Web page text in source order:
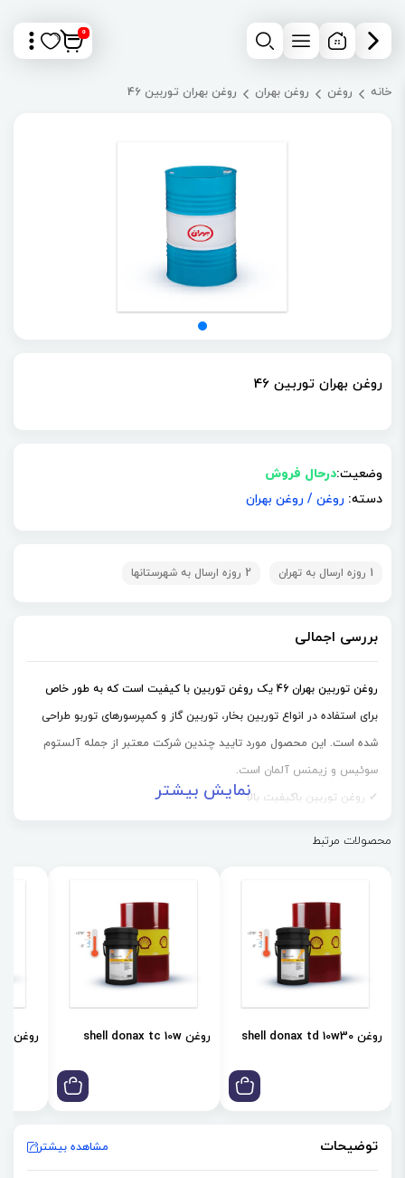
0
خانه روغن روغن بهران روغن بهران توربین 46
روغن بهران توربین 46
وضعیت:درحال فروش
دسته: روغن / روغن بهران
1 روزه ارسال به تهران 2 روزه ارسال به شهرستانها
بررسی اجمالی
روغن توربین بهران 46 یک روغن توربین با کیفیت است که به طور خاص
برای استفاده در انواع توربین‌ بخار، توربین گاز و کمپرسورهای توربو طراحی
شده است. این محصول مورد تایید چندین شرکت معتبر از جمله آلستوم
سوئیس و زیمنس آلمان است.
✔ روغن توربین باکیفیت بالا
✔ محافظت بسیار خوب در برابر زنگ‌زدگی
✔ جداپذیری عالی روغن از آب
✔ محافظت در برابر خوردگی
✔ تشکیل کف کم
نمایش بیشتر
محصولات مرتبط
روغن shell donax td 10w30 روغن shell donax tc 10w روغن shell donax td 85w
توضیحات مشاهده بیشتر